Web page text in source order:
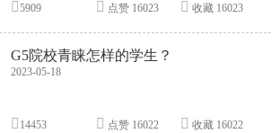
签证面试 签证申请攻略
5909 点赞 16023 收藏 16023
G5院校青睐怎样的学生？
2023-05-18
14453 点赞 16022 收藏 16022